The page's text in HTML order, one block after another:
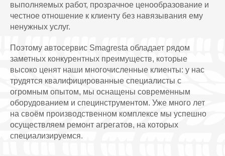
выполняемых работ, прозрачное ценообразование и
честное отношение к клиенту без навязывания ему
ненужных услуг.
Поэтому автосервис Smagresta обладает рядом
заметных конкурентных преимуществ, которые
высоко ценят наши многочисленные клиенты: у нас
трудятся квалифицированные специалисты с
огромным опытом, мы оснащены современным
оборудованием и специнструментом. Уже много лет
на своём производственном комплексе мы успешно
осуществляем ремонт агрегатов, на которых
специализируемся.